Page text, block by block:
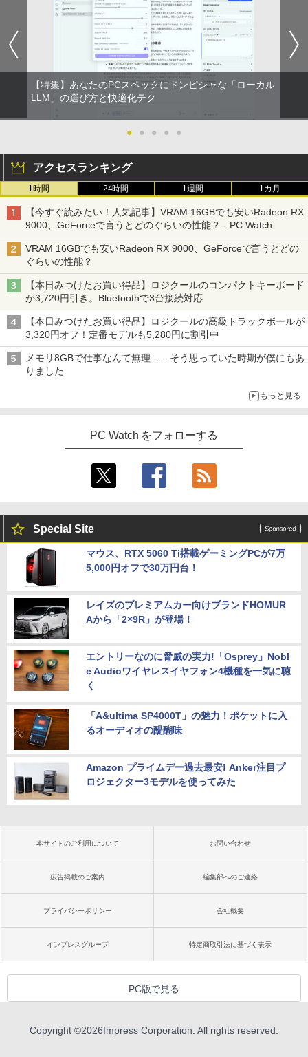
￥10,143
液晶ディスプレイ 23インチ ディスプレ
イ フィリップス 液晶モニター パソコン
モニター ゲーミングモニター PCモニタ
ー 23.8 1920×1080 HDMI D-Sub ブラッ
￥11,480
￥3,480
【特集】あなたのPCスペックにドンピシャな「ローカル
LLM」の選び方と快適化テク
● ● ● ● ●
アクセスランキング
1時間 24時間 1週間 1カ月
【今すぐ読みたい！人気記事】VRAM 16GBでも安いRadeon RX
9000、GeForceで言うとどのぐらいの性能？ - PC Watch
VRAM 16GBでも安いRadeon RX 9000、GeForceで言うとどの
ぐらいの性能？
【本日みつけたお買い得品】ロジクールのコンパクトキーボード
が3,720円引き。Bluetoothで3台接続対応
【本日みつけたお買い得品】ロジクールの高級トラックボールが
3,320円オフ！定番モデルも5,280円に割引中
メモリ8GBで仕事なんて無理……そう思っていた時期が僕にもあ
りました
もっと見る
PC Watch をフォローする
Special Site
マウス、RTX 5060 Ti搭載ゲーミングPCが7万
5,000円オフで30万円台！
レイズのプレミアムカー向けブランドHOMUR
Aから「2×9R」が登場！
エントリーなのに脅威の実力!「Osprey」Nobl
e Audioワイヤレスイヤフォン4機種を一気に聴
く
「A&ultima SP4000T」の魅力！ポケットに入
るオーディオの醍醐味
Amazon プライムデー過去最安! Anker注目プ
ロジェクター3モデルを使ってみた
本サイトのご利用について お問い合わせ
広告掲載のご案内 編集部へのご連絡
プライバシーポリシー 会社概要
インプレスグループ 特定商取引法に基づく表示
PC版で見る
Copyright ©2026Impress Corporation. All rights reserved.